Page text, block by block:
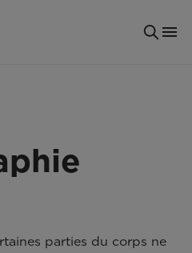
parties du corps ne